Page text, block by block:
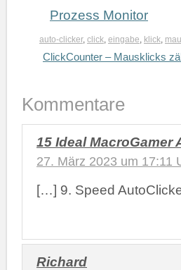
Prozess Monitor
auto-clicker, click, eingabe, klick,
ClickCounter – Mausklicks
Kommentare
15 Ideal MacroGamer
27. März 2023 um 17:11
[…] 9. Speed
Richard